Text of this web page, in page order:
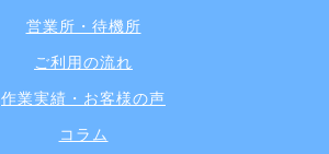
営業所・待機所
ご利用の流れ
作業実績・お客様の声
コラム